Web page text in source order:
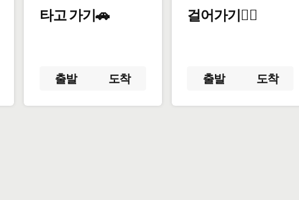
타고 가기🚗
출발 도착
걸어가기🚶‍♂️
출발 도착